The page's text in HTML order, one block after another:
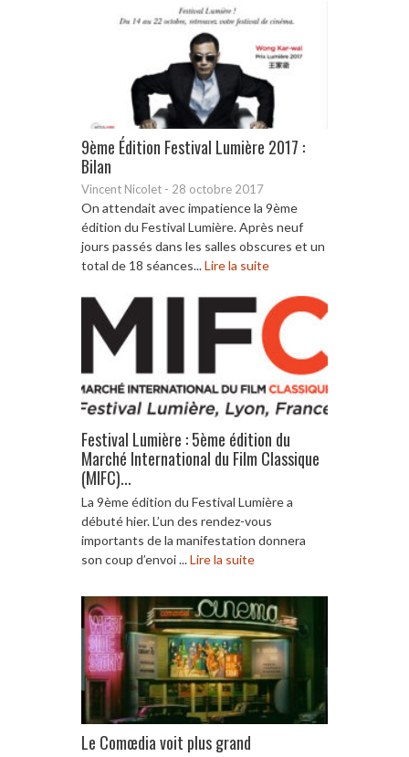
9ème Édition Festival Lumière 2017 :
Bilan
Vincent Nicolet - 28 octobre 2017
On attendait avec impatience la 9ème
édition du Festival Lumière. Après neuf
jours passés dans les salles obscures et un
total de 18 séances...Lire la suite
Festival Lumière : 5ème édition du
Marché International du Film Classique
(MIFC)...
La 9ème édition du Festival Lumière a
débuté hier. L’un des rendez-vous
importants de la manifestation donnera
son coup d’envoi ...Lire la suite
Le Comœdia voit plus grand